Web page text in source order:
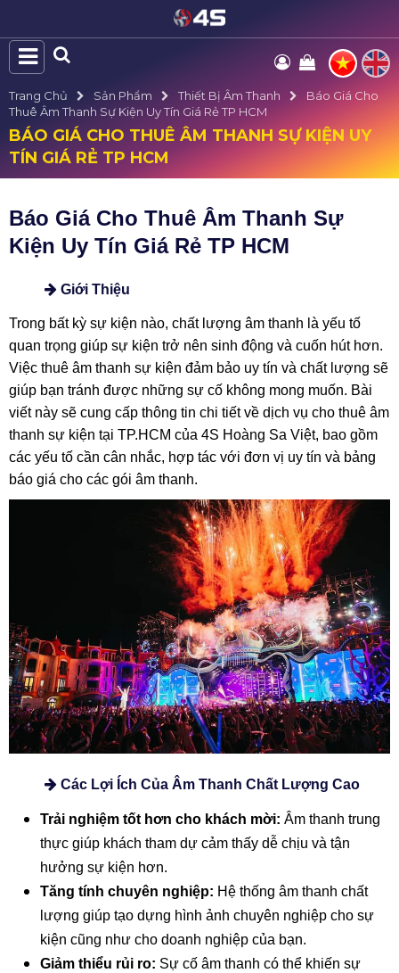
Trang Chủ Sản Phẩm Thiết Bị Âm Thanh
Báo Giá Cho
Thuê Âm Thanh Sự Kiện Uy Tín Giá Rẻ TP HCM
BÁO GIÁ CHO THUÊ ÂM THANH SỰ KIỆN UY
TÍN GIÁ RẺ TP HCM
Báo Giá Cho Thuê Âm Thanh Sự
Kiện Uy Tín Giá Rẻ TP HCM
Giới Thiệu
Trong bất kỳ sự kiện nào, chất lượng âm thanh là yếu tố
quan trọng giúp sự kiện trở nên sinh động và cuốn hút hơn.
Việc thuê âm thanh sự kiện đảm bảo uy tín và chất lượng sẽ
giúp bạn tránh được những sự cố không mong muốn. Bài
viết này sẽ cung cấp thông tin chi tiết về dịch vụ cho thuê âm
thanh sự kiện tại TP.HCM của 4S Hoàng Sa Việt, bao gồm
các yếu tố cần cân nhắc, hợp tác với đơn vị uy tín và bảng
báo giá cho các gói âm thanh.
Các Lợi Ích Của Âm Thanh Chất Lượng Cao
Trải nghiệm tốt hơn cho khách mời: Âm thanh trung
thực giúp khách tham dự cảm thấy dễ chịu và tận
hưởng sự kiện hơn.
Tăng tính chuyên nghiệp: Hệ thống âm thanh chất
lượng giúp tạo dựng hình ảnh chuyên nghiệp cho sự
kiện cũng như cho doanh nghiệp của bạn.
Giảm thiểu rủi ro: Sự cố âm thanh có thể khiến sự